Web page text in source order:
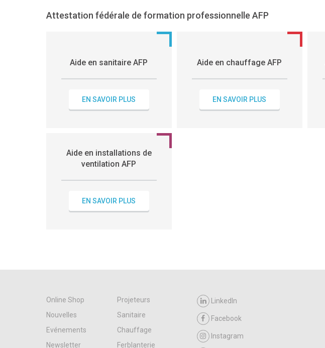
Attestation fédérale de formation professionnelle AFP
Aide en sanitaire AFP
EN SAVOIR PLUS
Aide en chauffage AFP
EN SAVOIR PLUS
Aide en installations de
ventilation AFP
EN SAVOIR PLUS
Online Shop
Projeteurs
Nouvelles
Sanitaire
Evénements
Chauffage
Newsletter
Ferblanterie
LinkedIn
Facebook
Instagram